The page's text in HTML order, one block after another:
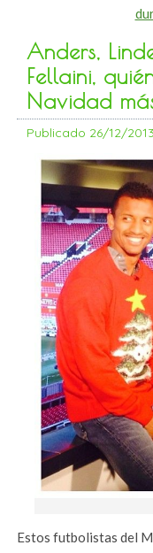
Anders,
Fellaini,
Navidad
Publicado 26/12/2013
Estos futbolistas del